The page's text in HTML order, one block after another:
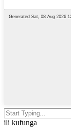
ili kufunga